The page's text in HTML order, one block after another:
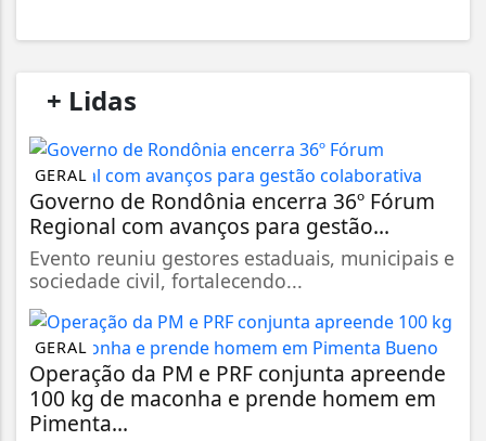
+ Lidas
GERAL
Governo de Rondônia encerra 36º Fórum
Regional com avanços para gestão...
Evento reuniu gestores estaduais, municipais e
sociedade civil, fortalecendo...
GERAL
Operação da PM e PRF conjunta apreende
100 kg de maconha e prende homem em
Pimenta...